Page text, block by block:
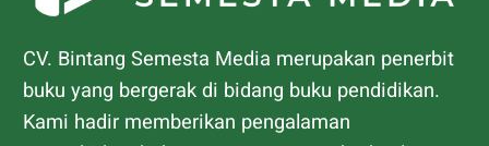
CV. Bintang Semesta Media merupakan penerbit
buku yang bergerak di bidang buku pendidikan.
Kami hadir memberikan pengalaman